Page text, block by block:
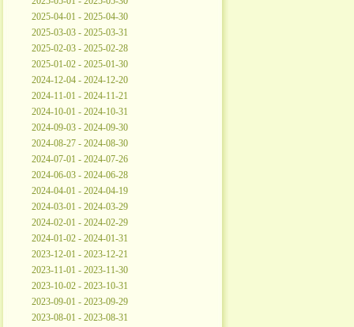
2025-04-01 - 2025-04-30
2025-03-03 - 2025-03-31
2025-02-03 - 2025-02-28
2025-01-02 - 2025-01-30
2024-12-04 - 2024-12-20
2024-11-01 - 2024-11-21
2024-10-01 - 2024-10-31
2024-09-03 - 2024-09-30
2024-08-27 - 2024-08-30
2024-07-01 - 2024-07-26
2024-06-03 - 2024-06-28
2024-04-01 - 2024-04-19
2024-03-01 - 2024-03-29
2024-02-01 - 2024-02-29
2024-01-02 - 2024-01-31
2023-12-01 - 2023-12-21
2023-11-01 - 2023-11-30
2023-10-02 - 2023-10-31
2023-09-01 - 2023-09-29
2023-08-01 - 2023-08-31